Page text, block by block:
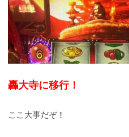
轟大寺に移行！
ここ大事だぞ！